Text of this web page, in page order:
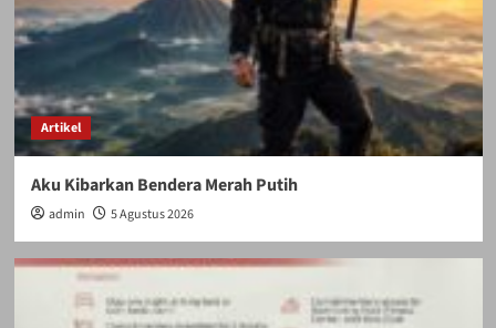
Artikel
Aku Kibarkan Bendera Merah Putih
admin 5 Agustus 2026